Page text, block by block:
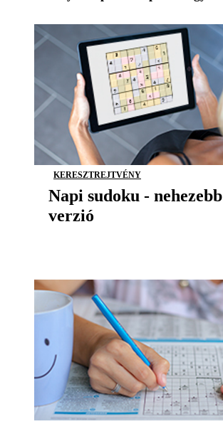
KERESZTREJTVÉNY
Napi sudoku - nehezebb
verzió